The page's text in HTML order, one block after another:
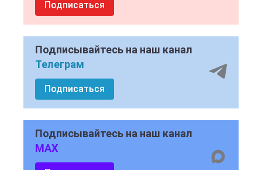
Подписаться
Подписывайтесь на наш канал
Телеграм
Подписаться
Подписывайтесь на наш канал
MAX